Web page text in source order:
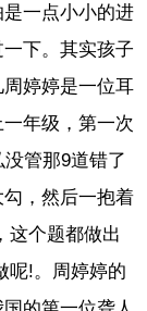
一点小小的进
下。其实孩子
婷婷是一位耳
年级，第一次
管那9道错了
，然后一抱着
这个题都做出
呢!。周婷婷的